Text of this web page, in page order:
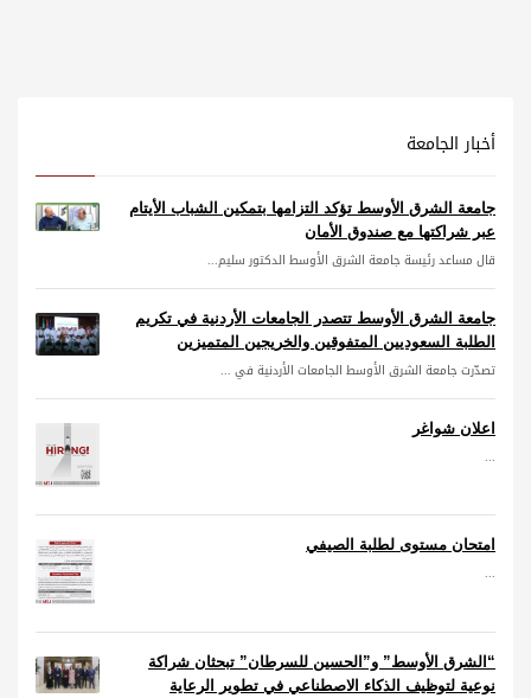
أخبار الجامعة
جامعة الشرق الأوسط تؤكد التزامها بتمكين الشباب الأيتام
عبر شراكتها مع صندوق الأمان
قال مساعد رئيسة جامعة الشرق الأوسط الدكتور سليم...
جامعة الشرق الأوسط تتصدر الجامعات الأردنية في تكريم
الطلبة السعوديين المتفوقين والخريجين المتميزين
تصدّرت جامعة الشرق الأوسط الجامعات الأردنية في ...
اعلان شواغر
...
امتحان مستوى لطلبة الصيفي
...
“الشرق الأوسط” و”الحسين للسرطان” تبحثان شراكة
نوعية لتوظيف الذكاء الاصطناعي في تطوير الرعاية